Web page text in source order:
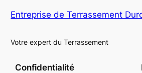
Entreprise de Terrassement
Votre expert du Terrassement
Confidentialité